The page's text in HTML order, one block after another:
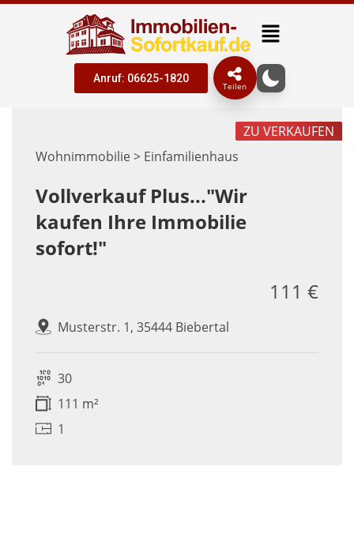
Anruf: 06625-1820
Teilen
Wohnimmobilie > Einfamilienhaus
ZU VERKAUFEN
Vollverkauf Plus..."Wir
kaufen Ihre Immobilie
sofort!"
Musterstr. 1, 35444 Biebertal
111 €
30
111 m²
1